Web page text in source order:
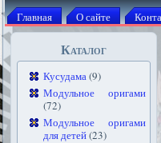
Главная О сайте
Каталог
Кусудама(9)
Модульное оригами
(72)
Модульное оригами
для детей(23)